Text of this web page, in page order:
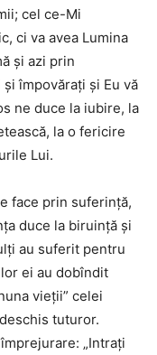
cel ce-Mi
ci va avea Lumina
şi azi prin
împovăraţi şi Eu vă
ne duce la iubire, la
la o fericire
Lui.
face prin suferinţă,
duce la biruinţă şi
au suferit pentru
ei au dobîndit
vieţii” celei
tuturor.
„Intraţi